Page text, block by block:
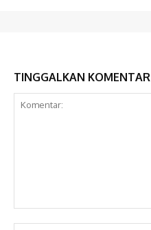
TINGGALKAN KOMENTAR